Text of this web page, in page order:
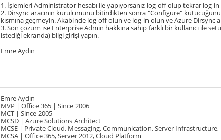
1. İşlemleri Administrator hesabı ile yapıyorsanız log-off olup tekrar log-
2. Dirsync aracının kurulumunu bitirdikten sonra "Configure"
kısmına geçmeyin. Akabinde log-off olun ve log-in olun ve Azure Dirsync
3. Son çözüm ise Enterprise Admin hakkına sahip farklı bir kullanıcı ile
istediği ekranda) bilgi girişi yapın.
Emre Aydın
Emre Aydın
MVP | Office 365 | Since 2006
MCT | Since 2005
MCSD | Azure Solutions Architect
MCSE | Private Cloud, Messaging, Communication, Server
MCSA | Office 365, Server 2012, Cloud Platform